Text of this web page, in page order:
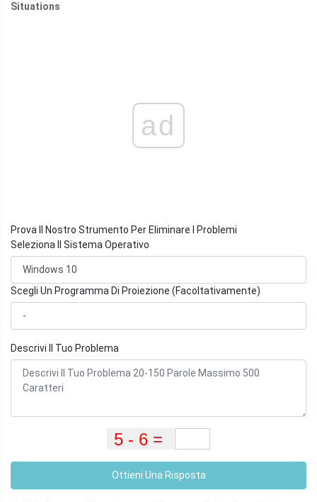
Situations
ad
Prova Il Nostro Strumento Per Eliminare I Problemi
Seleziona Il Sistema Operativo
Scegli Un Programma Di Proiezione (Facoltativamente)
Descrivi Il Tuo Problema
Ottieni Una Risposta